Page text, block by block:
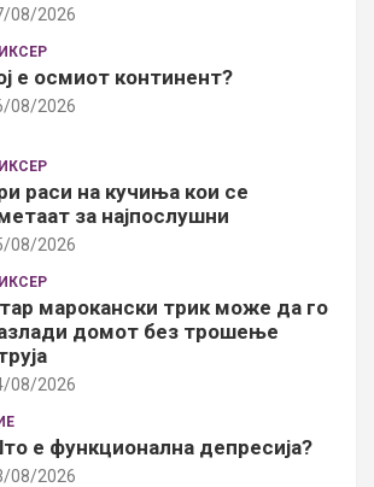
08/2026
е осмиот континент?
08/2026
раси на кучиња кои се
за најпослушни
08/2026
марокански трик може да го
домот без трошење
08/2026
е функционална депресија?
08/2026